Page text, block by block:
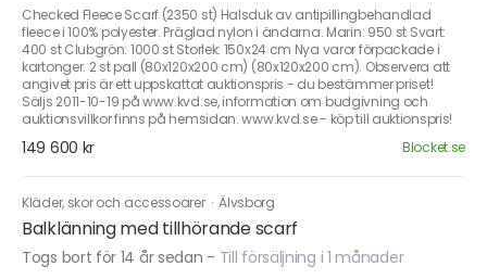
Checked Fleece Scarf (2350 st) Halsduk av antipillingbehandlad
fleece i 100% polyester. Präglad nylon i ändarna. Marin: 950 st Svart:
400 st Clubgrön: 1000 st Storlek: 150x24 cm Nya varor förpackade i
kartonger. 2 st pall (80x120x200 cm) (80x120x200 cm). Observera att
angivet pris är ett uppskattat auktionspris - du bestämmer priset!
Säljs 2011-10-19 på www.kvd.se, information om budgivning och
auktionsvillkor finns på hemsidan. www.kvd.se - köp till auktionspris!
149 600 kr Blocket.se
Kläder, skor och accessoarer ·Älvsborg
Balklänning med tillhörande scarf
Togs bort för 14 år sedan - Till försäljning i 1 månader